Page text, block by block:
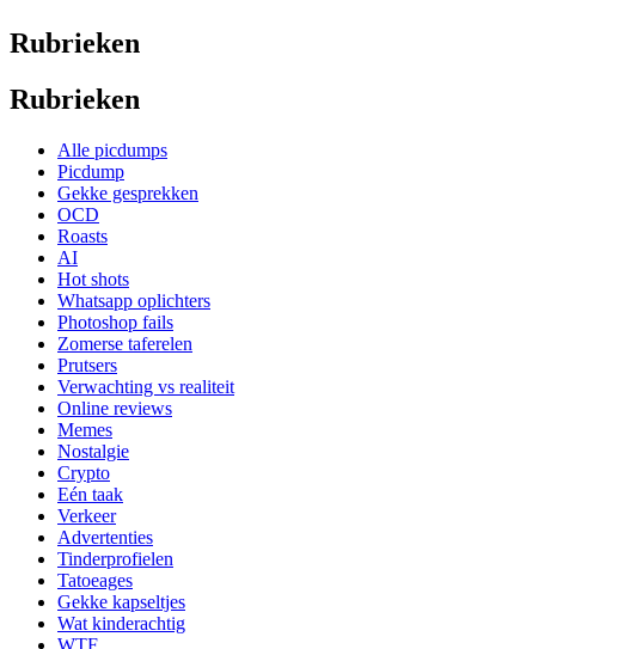
Rubrieken
Rubrieken
Alle picdumps
Picdump
Gekke gesprekken
OCD
Roasts
AI
Hot shots
Whatsapp oplichters
Photoshop fails
Zomerse taferelen
Prutsers
Verwachting vs realiteit
Online reviews
Memes
Nostalgie
Crypto
Eén taak
Verkeer
Advertenties
Tinderprofielen
Tatoeages
Gekke kapseltjes
Wat kinderachtig
WTF